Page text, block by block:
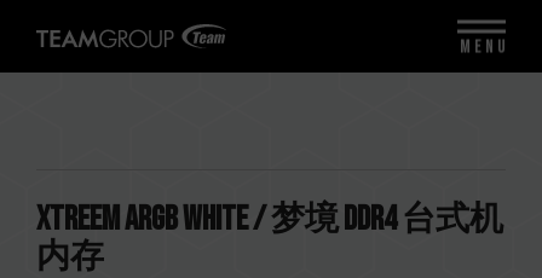
XTREEM ARGB WHITE / 梦境 DDR4 台式机
内存
MENU